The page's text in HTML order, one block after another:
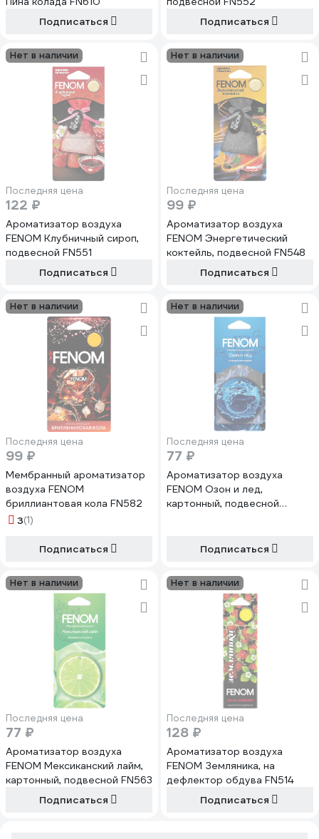
Подписаться
Подписаться
Нет в наличии
Последняя цена
122 ₽
Ароматизатор воздуха
FENOM Клубничный сироп,
подвесной FN551
Подписаться
Нет в наличии
Последняя цена
99 ₽
Ароматизатор воздуха
FENOM Энергетический
коктейль, подвесной FN548
Подписаться
Нет в наличии
Последняя цена
99 ₽
Мембранный ароматизатор
воздуха FENOM
бриллиантовая кола FN582
3(1)
Подписаться
Нет в наличии
Последняя цена
77 ₽
Ароматизатор воздуха
FENOM Озон и лед,
картонный, подвесной
Подписаться
Нет в наличии
Последняя цена
77 ₽
Ароматизатор воздуха
FENOM Мексиканский лайм,
картонный, подвесной FN563
Подписаться
Нет в наличии
Последняя цена
128 ₽
Ароматизатор воздуха
FENOM Земляника, на
дефлектор обдува FN514
Подписаться